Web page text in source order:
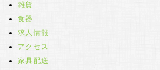
雑貨
食器
求人情報
アクセス
家具配送